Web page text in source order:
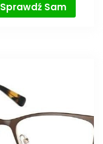
Sprawdź Sam